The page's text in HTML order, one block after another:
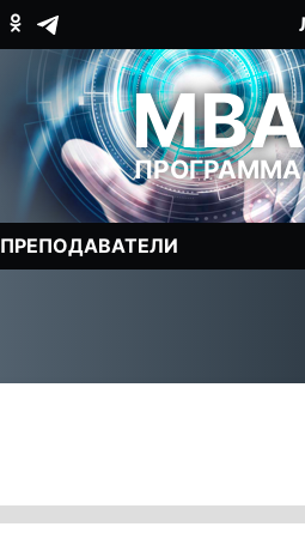
c
MBA
ПРОГРАММА
ПРЕПОДАВАТЕЛИ